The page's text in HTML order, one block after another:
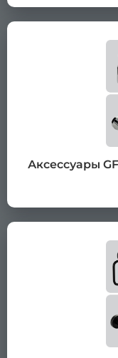
Аксессуары